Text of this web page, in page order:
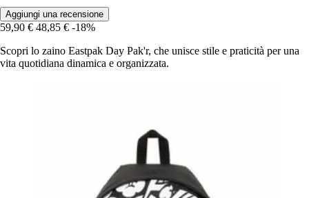
Aggiungi una recensione
59,90 € 48,85 € -18%
Scopri lo zaino Eastpak Day Pak'r, che unisce stile e praticità per una
vita quotidiana dinamica e organizzata.